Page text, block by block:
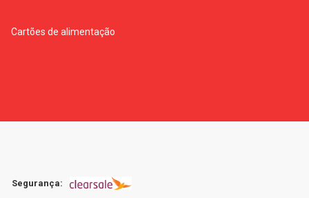
Cartões de alimentação
Segurança: